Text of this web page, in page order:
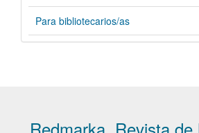
Para bibliotecarios/as